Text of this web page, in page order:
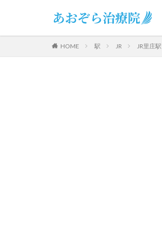
HOME 駅 JR JR里庄駅